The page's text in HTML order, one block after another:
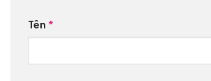
Tên *